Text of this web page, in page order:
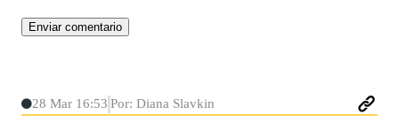
28 Mar 16:53 Por: Diana Slavkin